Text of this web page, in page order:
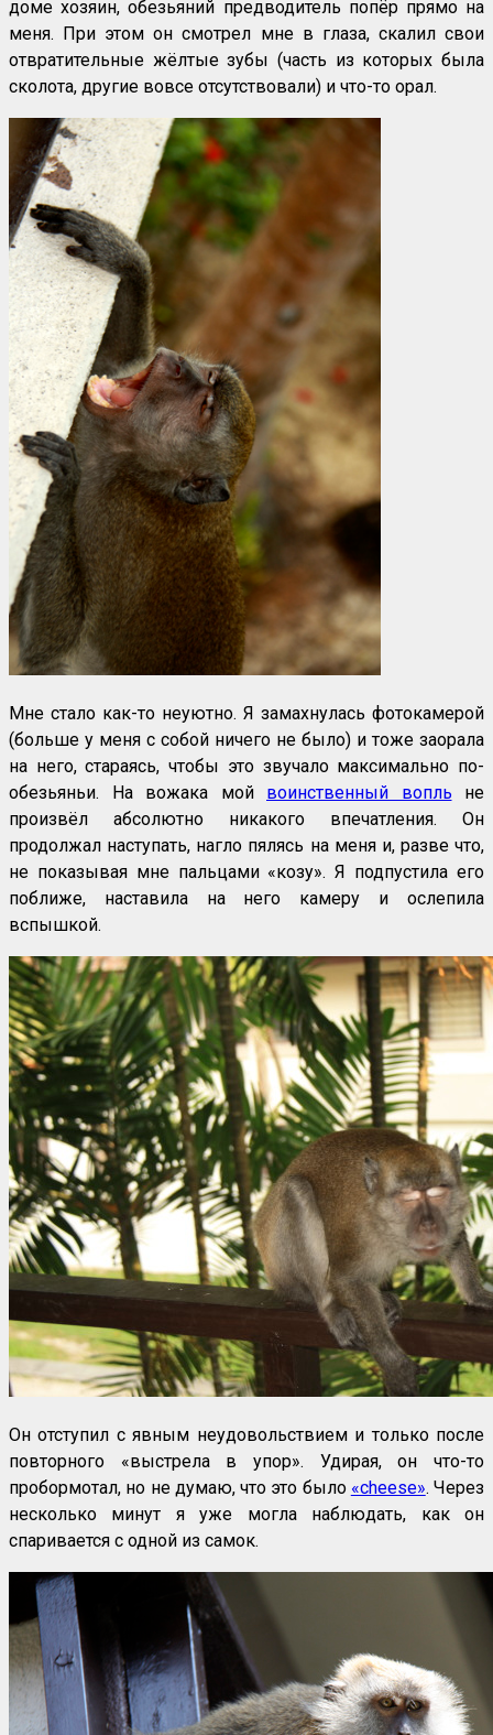
доме хозяин, обезьяний предводитель попёр прямо на
меня. При этом он смотрел мне в глаза, скалил свои
отвратительные жёлтые зубы (часть из которых была
сколота, другие вовсе отсутствовали) и что-то орал.
Мне стало как-то неуютно. Я замахнулась фотокамерой
(больше у меня с собой ничего не было) и тоже заорала
на него, стараясь, чтобы это звучало максимально по-
обезьяньи. На вожака мой воинственный вопль не
произвёл абсолютно никакого впечатления. Он
продолжал наступать, нагло пялясь на меня и, разве что,
не показывая мне пальцами «козу». Я подпустила его
поближе, наставила на него камеру и ослепила
вспышкой.
Он отступил с явным неудовольствием и только после
повторного «выстрела в упор». Удирая, он что-то
пробормотал, но не думаю, что это было «cheese». Через
несколько минут я уже могла наблюдать, как он
спаривается с одной из самок.